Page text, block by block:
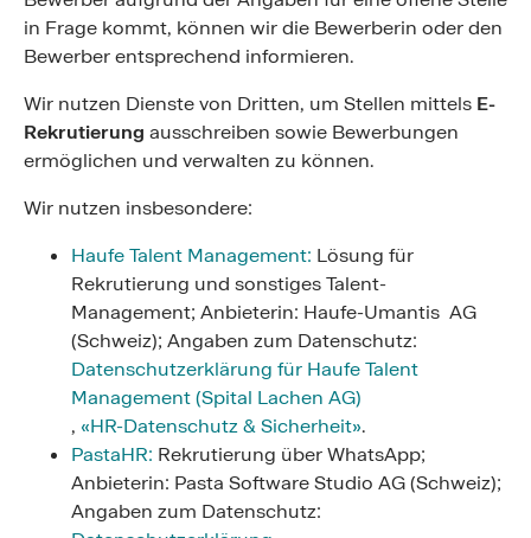
in Frage kommt, können wir die Bewerberin oder den
Bewerber entsprechend informieren.
Wir nutzen Dienste von Dritten, um Stellen mittels E-
Rekrutierung ausschreiben sowie Bewerbungen
ermöglichen und verwalten zu können.
Wir nutzen insbesondere:
Haufe Talent Management: Lösung für
Rekrutierung und sonstiges Talent-
Management; Anbieterin: Haufe-Umantis AG
(Schweiz); Angaben zum Datenschutz:
Datenschutzerklärung für Haufe Talent
Management (Spital Lachen AG)
, «HR-Datenschutz & Sicherheit».
PastaHR: Rekrutierung über WhatsApp;
Anbieterin: Pasta Software Studio AG (Schweiz);
Angaben zum Datenschutz: